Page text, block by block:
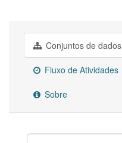
Conjuntos de dados
Fluxo de Atividades
Sobre